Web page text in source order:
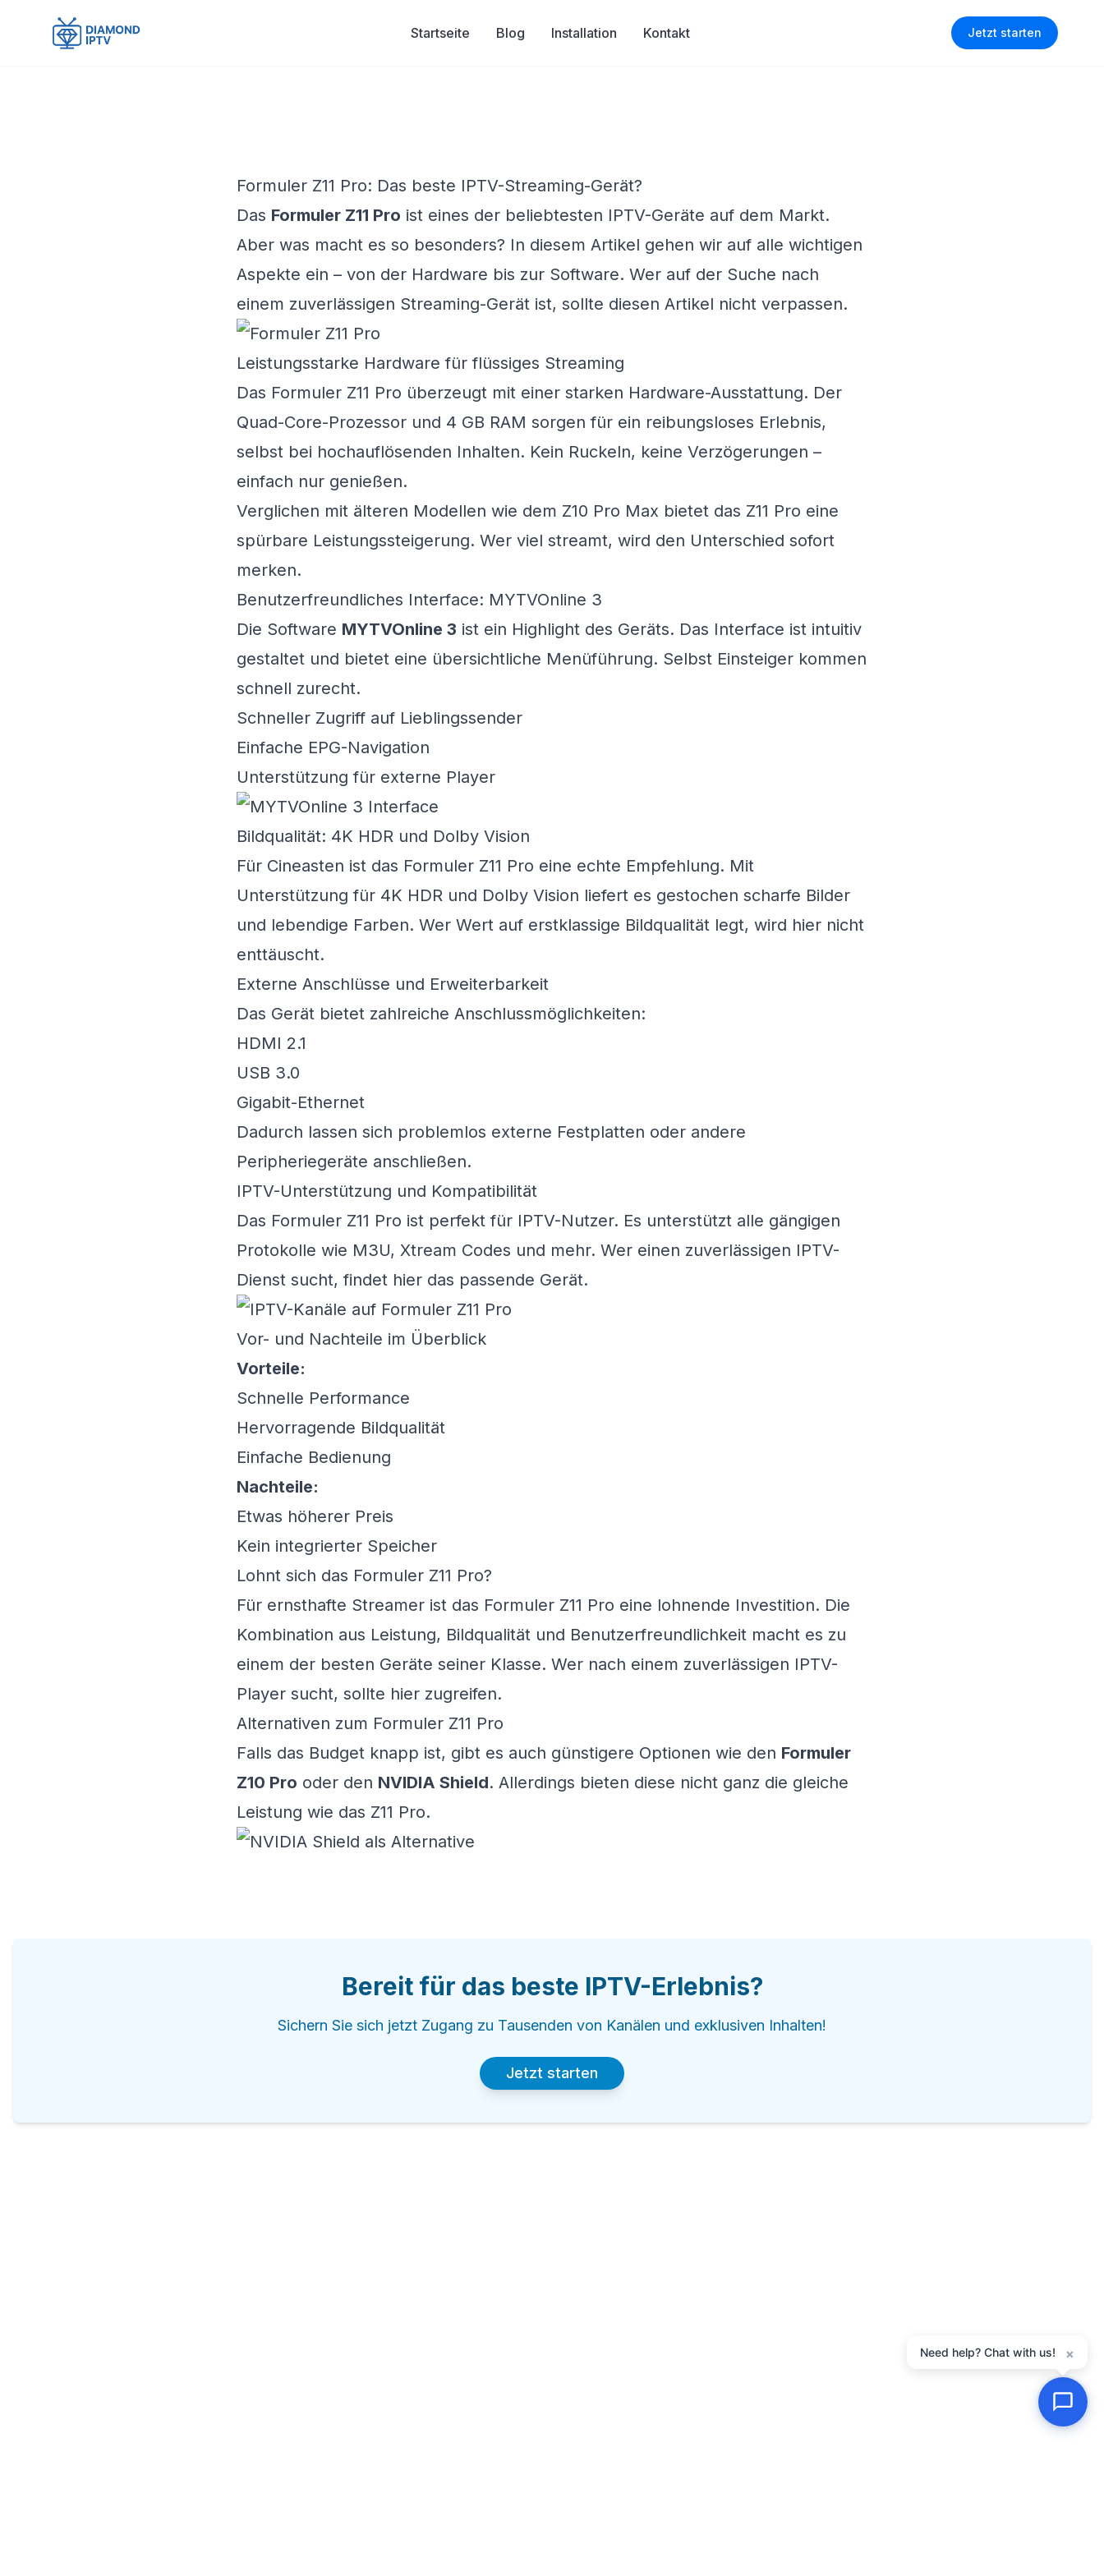
Startseite Blog Installation Kontakt Jetzt starten
Formuler Z11 Pro: Das beste IPTV-Streaming-Gerät?
Das Formuler Z11 Pro ist eines der beliebtesten IPTV-Geräte auf dem Markt.
Aber was macht es so besonders? In diesem Artikel gehen wir auf alle wichtigen
Aspekte ein – von der Hardware bis zur Software. Wer auf der Suche nach
einem zuverlässigen Streaming-Gerät ist, sollte diesen Artikel nicht verpassen.
Leistungsstarke Hardware für flüssiges Streaming
Das Formuler Z11 Pro überzeugt mit einer starken Hardware-Ausstattung. Der
Quad-Core-Prozessor und 4 GB RAM sorgen für ein reibungsloses Erlebnis,
selbst bei hochauflösenden Inhalten. Kein Ruckeln, keine Verzögerungen –
einfach nur genießen.
Verglichen mit älteren Modellen wie dem Z10 Pro Max bietet das Z11 Pro eine
spürbare Leistungssteigerung. Wer viel streamt, wird den Unterschied sofort
merken.
Benutzerfreundliches Interface: MYTVOnline 3
Die Software MYTVOnline 3 ist ein Highlight des Geräts. Das Interface ist intuitiv
gestaltet und bietet eine übersichtliche Menüführung. Selbst Einsteiger kommen
schnell zurecht.
Schneller Zugriff auf Lieblingssender
Einfache EPG-Navigation
Unterstützung für externe Player
Bildqualität: 4K HDR und Dolby Vision
Für Cineasten ist das Formuler Z11 Pro eine echte Empfehlung. Mit
Unterstützung für 4K HDR und Dolby Vision liefert es gestochen scharfe Bilder
und lebendige Farben. Wer Wert auf erstklassige Bildqualität legt, wird hier nicht
enttäuscht.
Externe Anschlüsse und Erweiterbarkeit
Das Gerät bietet zahlreiche Anschlussmöglichkeiten:
HDMI 2.1
USB 3.0
Gigabit-Ethernet
Dadurch lassen sich problemlos externe Festplatten oder andere
Peripheriegeräte anschließen.
IPTV-Unterstützung und Kompatibilität
Das Formuler Z11 Pro ist perfekt für IPTV-Nutzer. Es unterstützt alle gängigen
Protokolle wie M3U, Xtream Codes und mehr. Wer einen zuverlässigen IPTV-
Dienst sucht, findet hier das passende Gerät.
Vor- und Nachteile im Überblick
Vorteile:
Schnelle Performance
Hervorragende Bildqualität
Einfache Bedienung
Nachteile:
Etwas höherer Preis
Kein integrierter Speicher
Lohnt sich das Formuler Z11 Pro?
Für ernsthafte Streamer ist das Formuler Z11 Pro eine lohnende Investition. Die
Kombination aus Leistung, Bildqualität und Benutzerfreundlichkeit macht es zu
einem der besten Geräte seiner Klasse. Wer nach einem zuverlässigen IPTV-
Player sucht, sollte hier zugreifen.
Alternativen zum Formuler Z11 Pro
Falls das Budget knapp ist, gibt es auch günstigere Optionen wie den Formuler
Z10 Pro oder den NVIDIA Shield. Allerdings bieten diese nicht ganz die gleiche
Leistung wie das Z11 Pro.
Bereit für das beste IPTV-Erlebnis?
Sichern Sie sich jetzt Zugang zu Tausenden von Kanälen und exklusiven Inhalten!
Jetzt starten
Need help? Chat with us! ×